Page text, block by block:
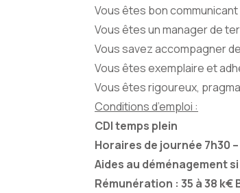
Vous êtes bon communicant
Vous êtes un manager de
Vous savez accompagner
Vous êtes exemplaire et
Vous êtes rigoureux,
Conditions d’emploi :
CDI temps plein
Horaires de journée 7h30
Aides au déménagement
Rémunération : 35 à 38